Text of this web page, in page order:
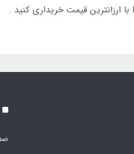
ارزانترین قیمت خریداری کنید .